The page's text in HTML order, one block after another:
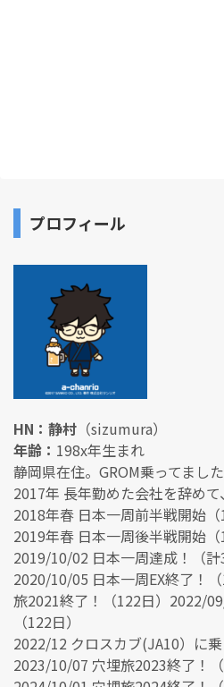
プロフィール
HN：静村 （sizumura）
年齢： 198x年生まれ
静岡県在住。GROM乗ってました
2017年 長年勤めた会社を辞めて、
2018年春 日本一周前半戦開始（
2019年春 日本一周後半戦開始（
2019/10/02 日本一周達成！（計
2020/10/05 日本一周EX終了！
旅2021終了！（122日）2022/
（122日）
2022/12 クロスカブ(JA10）に乗
2023/10/07 穴埋旅2023終了！（